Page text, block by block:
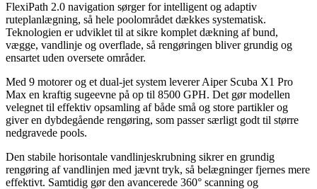
FlexiPath 2.0 navigation sørger for intelligent og adaptiv
ruteplanlægning, så hele poolområdet dækkes systematisk.
Teknologien er udviklet til at sikre komplet dækning af bund,
vægge, vandlinje og overflade, så rengøringen bliver grundig og
ensartet uden oversete områder.
Med 9 motorer og et dual-jet system leverer Aiper Scuba X1 Pro
Max en kraftig sugeevne på op til 8500 GPH. Det gør modellen
velegnet til effektiv opsamling af både små og store partikler og
giver en dybdegående rengøring, som passer særligt godt til større
nedgravede pools.
Den stabile horisontale vandlinjeskrubning sikrer en grundig
rengøring af vandlinjen med jævnt tryk, så belægninger fjernes mere
effektivt. Samtidig gør den avancerede 360° scanning og